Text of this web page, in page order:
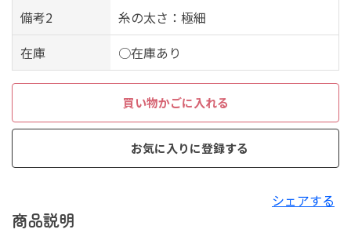
備考2
糸の太さ：極細
在庫
○在庫あり
買い物かごに入れる
お気に入りに登録する
シェアする
商品説明